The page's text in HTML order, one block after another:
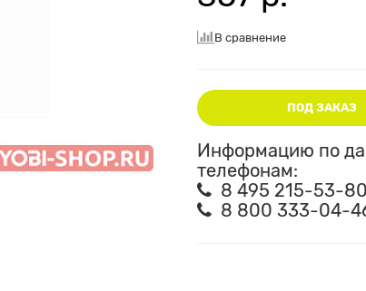
В сравнение
ПОД ЗАКАЗ
Информацию по
телефонам:
8 495 215-53-80
8 800 333-04-